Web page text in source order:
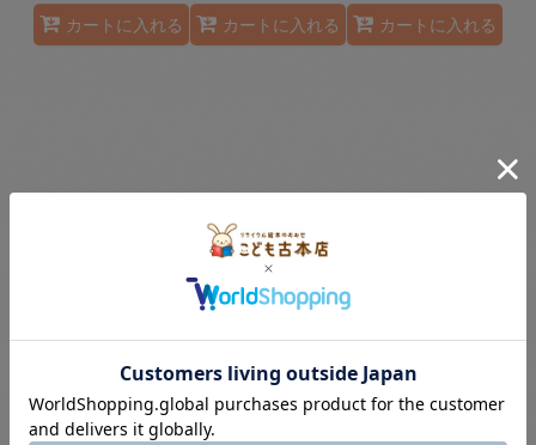
カートに入れる カートに入れる カートに入れる
定価:1,100円
カートに入れる
もりのなか【状態
C】3/
750円(税別)
定価:1,100円
カートに入れる
(税込:1,320円)
カートに入れる